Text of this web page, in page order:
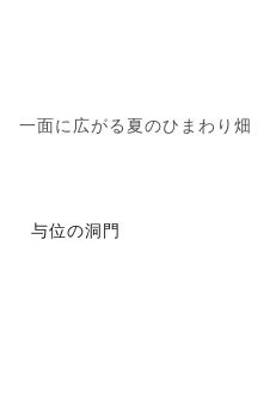
一面に広がる夏のひまわり畑
与位の洞門